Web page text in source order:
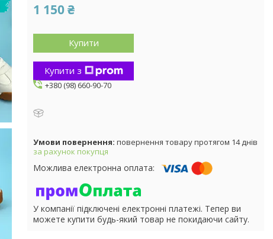
1 150 ₴
Купити
Купити з
+380 (98) 660-90-70
повернення товару протягом 14 днів
за рахунок покупця
У компанії підключені електронні платежі. Тепер ви
можете купити будь-який товар не покидаючи сайту.